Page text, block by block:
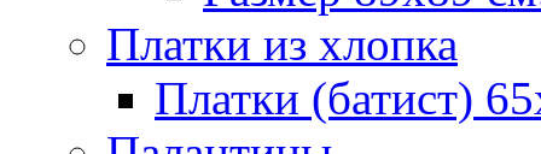
Платки из хлопка
Платки (батист)